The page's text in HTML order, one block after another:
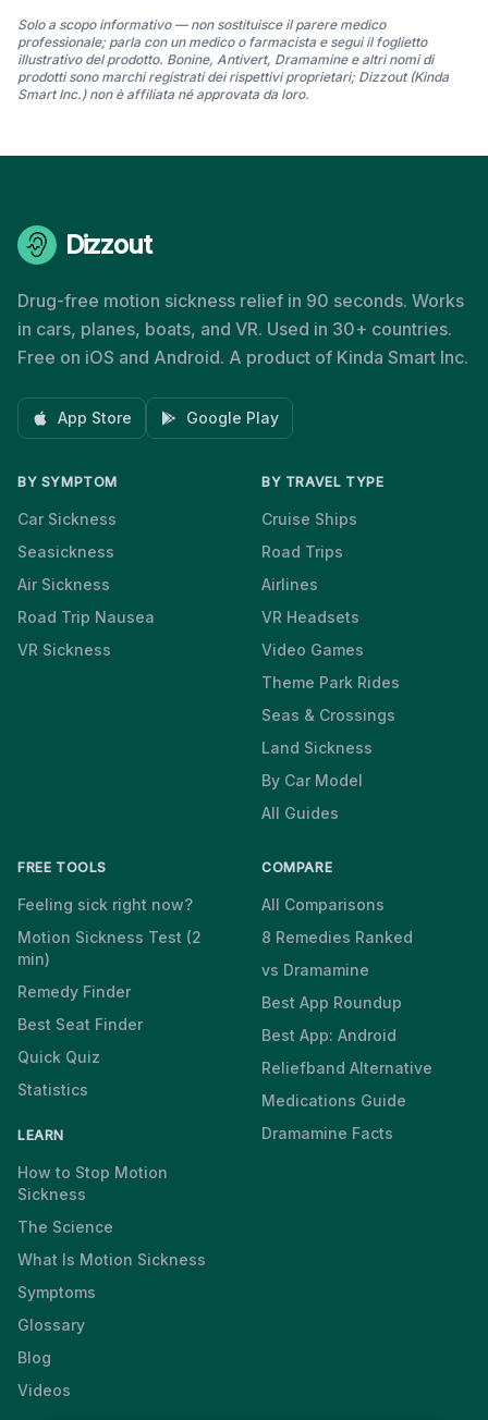
Solo a scopo informativo — non sostituisce il parere medico
professionale; parla con un medico o farmacista e segui il foglietto
illustrativo del prodotto. Bonine, Antivert, Dramamine e altri nomi di
prodotti sono marchi registrati dei rispettivi proprietari; Dizzout (Kinda
Smart Inc.) non è affiliata né approvata da loro.
Dizzout
Drug-free motion sickness relief in 90 seconds. Works
in cars, planes, boats, and VR. Used in 30+ countries.
Free on iOS and Android. A product of Kinda Smart Inc.
App Store Google Play
BY SYMPTOM
Car Sickness
Seasickness
Air Sickness
Road Trip Nausea
VR Sickness
BY TRAVEL TYPE
Cruise Ships
Road Trips
Airlines
VR Headsets
Video Games
Theme Park Rides
Seas & Crossings
Land Sickness
By Car Model
All Guides
FREE TOOLS
Feeling sick right now?
Motion Sickness Test (2
min)
Remedy Finder
Best Seat Finder
Quick Quiz
Statistics
LEARN
How to Stop Motion
Sickness
The Science
What Is Motion Sickness
Symptoms
Glossary
Blog
Videos
COMPARE
All Comparisons
8 Remedies Ranked
vs Dramamine
Best App Roundup
Best App: Android
Reliefband Alternative
Medications Guide
Dramamine Facts